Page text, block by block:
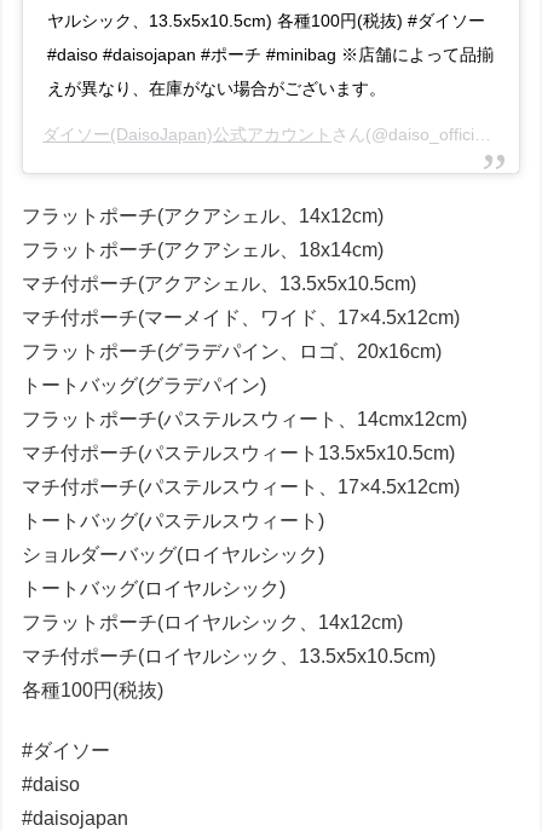
ヤルシック、13.5x5x10.5cm) 各種100円(税抜) #ダイソー
#daiso #daisojapan #ポーチ #minibag ※店舗によって品揃
えが異なり、在庫がない場合がございます。
ダイソー(DaisoJapan)公式アカウント さん(@daiso_official)がシェアした投稿 –
フラットポーチ(アクアシェル、14x12cm)
フラットポーチ(アクアシェル、18x14cm)
マチ付ポーチ(アクアシェル、13.5x5x10.5cm)
マチ付ポーチ(マーメイド、ワイド、17×4.5x12cm)
フラットポーチ(グラデパイン、ロゴ、20x16cm)
トートバッグ(グラデパイン)
フラットポーチ(パステルスウィート、14cmx12cm)
マチ付ポーチ(パステルスウィート13.5x5x10.5cm)
マチ付ポーチ(パステルスウィート、17×4.5x12cm)
トートバッグ(パステルスウィート)
ショルダーバッグ(ロイヤルシック)
トートバッグ(ロイヤルシック)
フラットポーチ(ロイヤルシック、14x12cm)
マチ付ポーチ(ロイヤルシック、13.5x5x10.5cm)
各種100円(税抜)
#ダイソー
#daiso
#daisojapan